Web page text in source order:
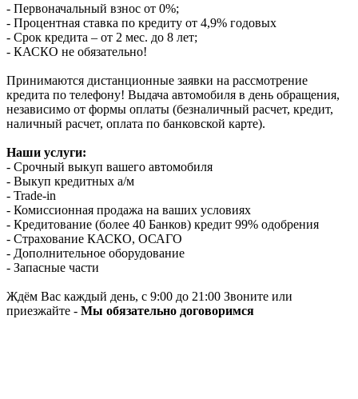
- Первоначальный взнос от 0%;
- Процентная ставка по кредиту от 4,9% годовых
- Срок кредита – от 2 мес. до 8 лет;
- КАСКО не обязательно!
Принимаются дистанционные заявки на рассмотрение
кредита по телефону! Выдача автомобиля в день обращения,
независимо от формы оплаты (безналичный расчет, кредит,
наличный расчет, оплата по банковской карте).
Наши услуги:
- Срочный выкуп вашего автомобиля
- Выкуп кредитных а/м
- Trade-in
- Комиссионная продажа на ваших условиях
- Кредитование (более 40 Банков) кредит 99% одобрения
- Страхование КАСКО, ОСАГО
- Дополнительное оборудование
- Запасные части
Ждём Вас каждый день, с 9:00 до 21:00 Звоните или
приезжайте - Мы обязательно договоримся